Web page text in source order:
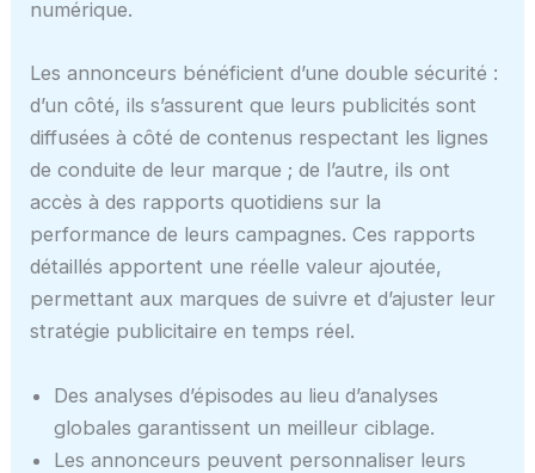
numérique.
Les annonceurs bénéficient d’une double sécurité :
d’un côté, ils s’assurent que leurs publicités sont
diffusées à côté de contenus respectant les lignes
de conduite de leur marque ; de l’autre, ils ont
accès à des rapports quotidiens sur la
performance de leurs campagnes. Ces rapports
détaillés apportent une réelle valeur ajoutée,
permettant aux marques de suivre et d’ajuster leur
stratégie publicitaire en temps réel.
Des analyses d’épisodes au lieu d’analyses
globales garantissent un meilleur ciblage.
Les annonceurs peuvent personnaliser leurs